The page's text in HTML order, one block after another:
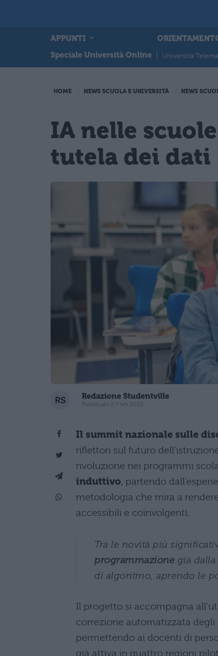
APPUNTI
Speciale Università Online
Università
HOME NEWS SCUOLA E UNIVERSITÀ NEWS
IA nelle
tutela dei dati
Redazione Studentville
Pubblicato il 7 feb 2025
Il summit nazionale sulle
riflettori sul futuro
rivoluzione nei programmi
induttivo, partendo
metodologia che mira a
accessibili e coinvolgenti.
Tra le novità più
programmazione già
di algoritmo, aprendo le
Il progetto si accompagna
correzione automatizzata degli
permettendo ai docenti di
già attiva in quattro regioni